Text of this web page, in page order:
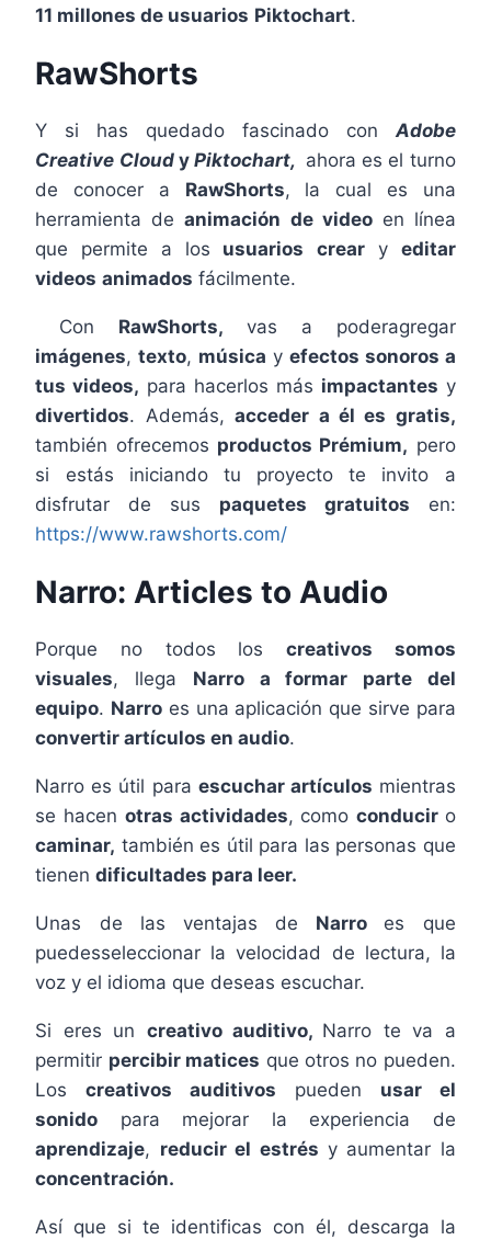
11 millones de usuarios Piktochart.
RawShorts
Y si has quedado fascinado conAdobe
Creative CloudyPiktochart, ahora es el turno
de conocer a RawShorts, la cual es una
herramienta deanimación de videoen línea
que permite a los usuarios crear y editar
videos animados fácilmente.
Con RawShorts, vas a poderagregar
imágenes,texto, música y efectos sonoros a
tus videos, para hacerlos más impactantes y
divertidos. Además,acceder a él es gratis,
también ofrecemos productos Prémium, pero
si estás iniciando tu proyecto te invito a
disfrutar de sus paquetes gratuitos en:
https://www.rawshorts.com/
Narro: Articles to Audio
Porque no todos los creativos somos
visuales, llega Narro a formar parte del
equipo. Narro es una aplicación que sirve para
convertir artículos en audio.
Narro es útil para escuchar artículos mientras
se hacen otras actividades, como conducir o
caminar, también es útil para las personas que
tienendificultades para leer.
Unas de las ventajas de Narro es que
puedesseleccionar la velocidad de lectura, la
voz y el idioma que deseas escuchar.
Si eres un creativo auditivo, Narro te va a
permitir percibir matices que otros no pueden.
Loscreativos auditivos pueden usar el
sonido para mejorar la experiencia de
aprendizaje, reducir el estrés y aumentar la
concentración.
Así que si te identificas con él, descarga la